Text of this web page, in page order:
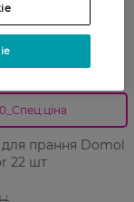
0_Спец.ціна
прання Domol
22 шт